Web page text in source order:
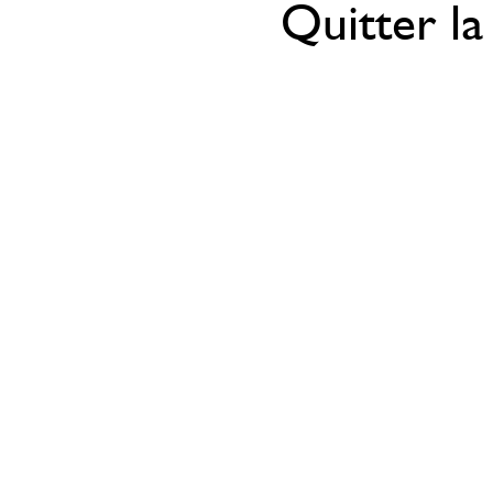
Quitter la